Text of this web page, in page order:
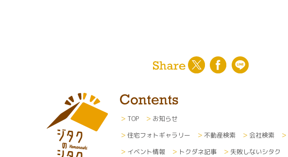
TOP
お知らせ
住宅フォトギャラリー
不動産検索 会社検索
イベント情報
トクダネ記事 失敗しないシタク